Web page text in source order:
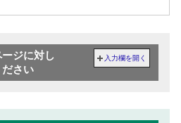
ージに対し
さい
入力欄を開く